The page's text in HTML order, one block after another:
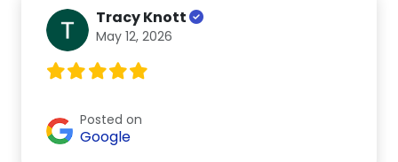
Tracy Knott
May 12, 2026
Posted on
Google